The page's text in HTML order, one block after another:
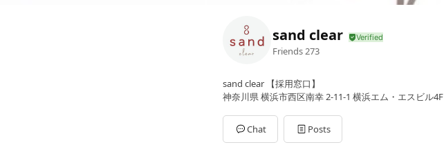
sand clear
Friends 273
sand clear 【採用窓口】
神奈川県 横浜市西区南幸 2-11-1 横浜エム・エスビル4F
Chat Posts